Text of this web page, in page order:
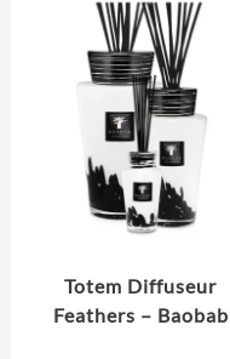
Totem Diffuseur
Feathers – Baobab